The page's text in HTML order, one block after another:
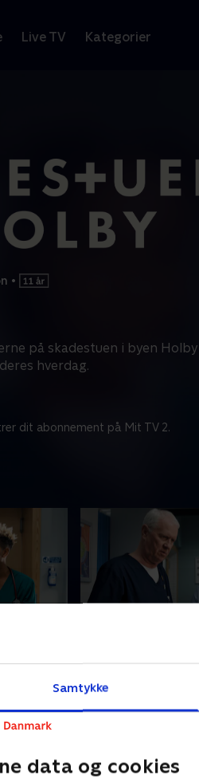
Samtykke
data og cookies
Live TV Kategorier
•
på skadestuen i byen Holby
hverdag.
dit abonnement på Mit TV 2.
sig ind
Charlie
det
til det yderste, og
sætte Davids